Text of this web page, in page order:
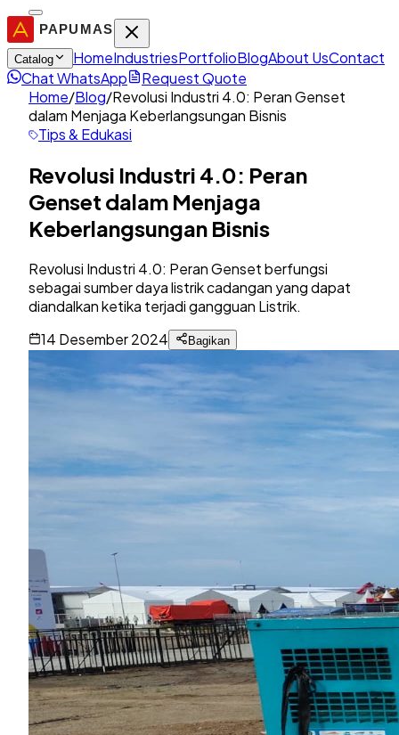
Catalog HomeIndustriesPortfolioBlogAbout UsContact
Chat WhatsApp
Request Quote
Home/Blog/Revolusi Industri 4.0: Peran Genset
dalam Menjaga Keberlangsungan Bisnis
Tips & Edukasi
Revolusi Industri 4.0: Peran
Genset dalam Menjaga
Keberlangsungan Bisnis
Revolusi Industri 4.0: Peran Genset berfungsi
sebagai sumber daya listrik cadangan yang dapat
diandalkan ketika terjadi gangguan Listrik.
14 Desember 2024
Bagikan